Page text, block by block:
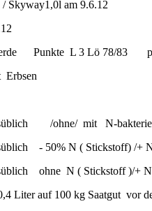
/ Skyway1,0l am 9.6.12
L 3 Lö 78/83 pH 7,0
m², Vorfrucht
P. betriebsüblich /
/+ N-
)/+ N-
Liter auf 100 kg Saatgut vor